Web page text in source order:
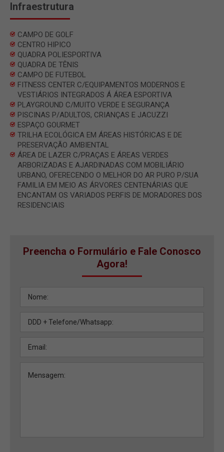
Infraestrutura
CAMPO DE GOLF
CENTRO HIPICO
QUADRA POLIESPORTIVA
QUADRA DE TÊNIS
CAMPO DE FUTEBOL
FITNESS CENTER C/EQUIPAMENTOS MODERNOS E
VESTIÁRIOS INTEGRADOS Á ÁREA ESPORTIVA
PLAYGROUND C/MUITO VERDE E SEGURANÇA
PISCINAS P/ADULTOS, CRIANÇAS E JACUZZI
ESPAÇO GOURMET
TRILHA ECOLÓGICA EM ÁREAS HISTÓRICAS E DE
PRESERVAÇÃO AMBIENTAL
ÁREA DE LAZER C/PRAÇAS E ÁREAS VERDES
ARBORIZADAS E AJARDINADAS COM MOBILIÁRIO
URBANO, OFERECENDO O MELHOR DO AR PURO P/SUA
FAMILIA EM MEIO AS ÁRVORES CENTENÁRIAS QUE
ENCANTAM OS VARIADOS PERFIS DE MORADORES DOS
RESIDENCIAIS
Preencha o Formulário e Fale Conosco
Agora!